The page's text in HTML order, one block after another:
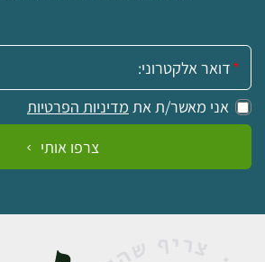
אימייל:
אני מאשר/ת את מדיניות הפרטיות
צרפו אותי